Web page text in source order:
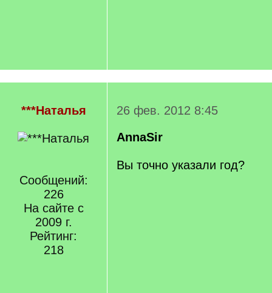
***Наталья
Сообщений:
226
На сайте с
2009 г.
Рейтинг:
218
26 фев. 2012 8:45
AnnaSir
Вы точно указали год?